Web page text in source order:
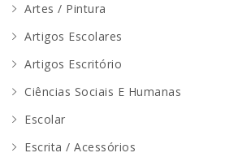
Artes / Pintura
Artigos Escolares
Artigos Escritório
Ciências Sociais E Humanas
Escolar
Escrita / Acessórios